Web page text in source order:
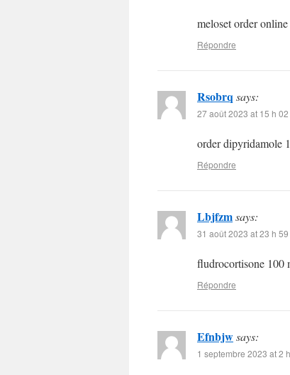
meloset order online
Répondre
Rsobrq says:
27 août 2023 at 15 h
order dipyridamole
Répondre
Lbjfzmsays:
31 août 2023 at 23 h
fludrocortisone 100
Répondre
Efnbjwsays:
1 septembre 2023 at 2